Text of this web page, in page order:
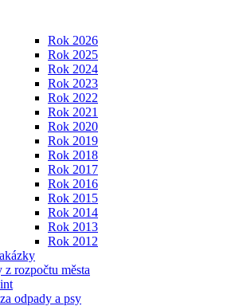
Rok 2026
Rok 2025
Rok 2024
Rok 2023
Rok 2022
Rok 2021
Rok 2020
Rok 2019
Rok 2018
Rok 2017
Rok 2016
Rok 2015
Rok 2014
Rok 2013
Rok 2012
z rozpočtu města
odpady a psy